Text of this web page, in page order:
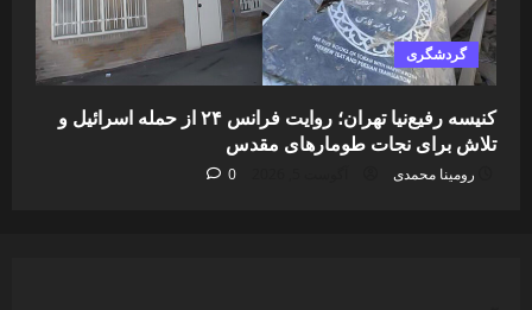
گردشگری
کنیسه رفیع‌نیا تهران؛ روایت فرانس ۲۴ از حمله اسرائیل و
تلاش برای نجات طومارهای مقدس
رومینا محمدی 0